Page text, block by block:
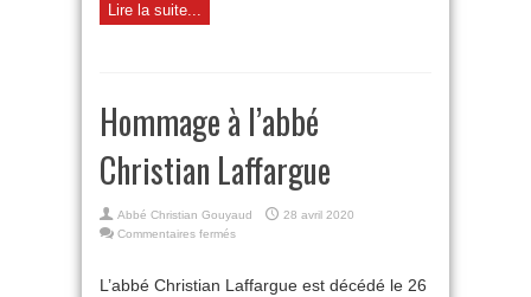
Lire la suite...
Hommage à l’abbé
Christian Laffargue
Abbé Christian Gouyaud
28 avril 2020
Commentaires fermés
l’abbé
L’abbé Christian Laffargue est décédé le 26